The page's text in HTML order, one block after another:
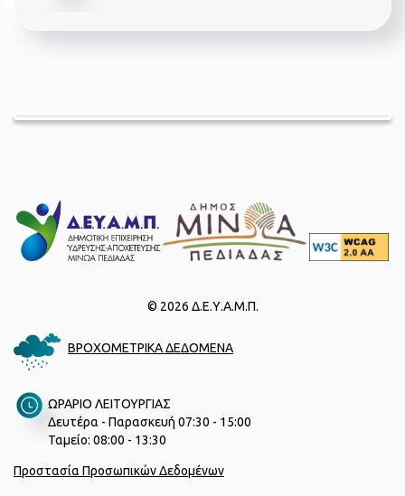
© 2026 Δ.Ε.Υ.Α.Μ.Π.
ΒΡΟΧΟΜΕΤΡΙΚΑ ΔΕΔΟΜΕΝΑ
ΩΡΑΡΙΟ ΛΕΙΤΟΥΡΓΙΑΣ
Δευτέρα - Παρασκευή 07:30 - 15:00
Ταμείο: 08:00 - 13:30
Προστασία Προσωπικών Δεδομένων